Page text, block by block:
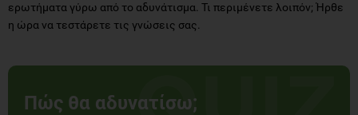
ερωτήματα γύρω από το αδυνάτισμα. Τι περιμένετε λοιπόν; Ήρθε
η ώρα να τεστάρετε τις γνώσεις σας.
Πώς θα αδυνατίσω;